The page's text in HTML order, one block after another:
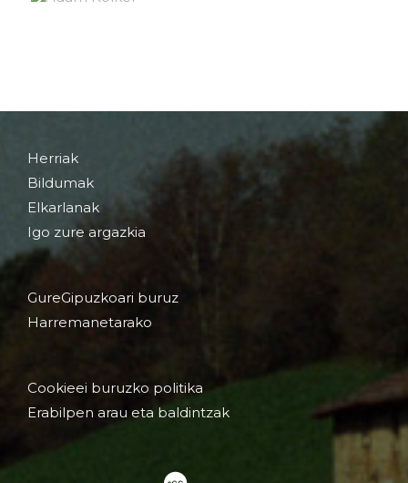
Herriak
Bildumak
Elkarlanak
Igo zure argazkia
GureGipuzkoari buruz
Harremanetarako
Cookieei buruzko politika
Erabilpen arau eta baldintzak